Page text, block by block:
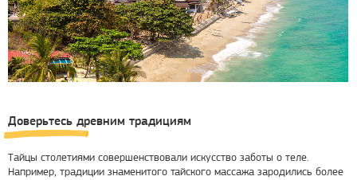
Доверьтесь древним традициям
Тайцы столетиями совершенствовали искусство заботы о теле.
Например, традиции знаменитого тайского массажа зародились более